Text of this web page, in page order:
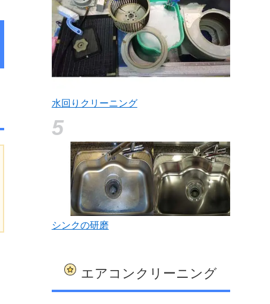
水回りクリーニング
シンクの研磨
エアコンクリーニング